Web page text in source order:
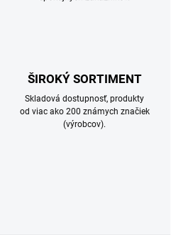
ŠIROKÝ SORTIMENT
Skladová dostupnosť, produkty
od viac ako 200 známych značiek
(výrobcov).